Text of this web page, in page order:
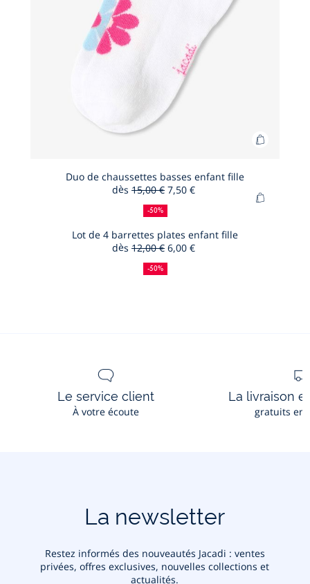
Ajouter
Duo
de
Duo de chaussettes basses enfant fille
dès
50
%
de
réduction
Ancien
prix
:
15,00 €Nouveau
prix
:
7,50 €
-50%
Ajouter
Lot de 4 barrettes plates enfant fille
dès
50
%
de
Ancien
prix
:
12,00 €Nouveau
prix
:
6,00 €
-50%
Le service client
À votre écoute
La livraison
gratuits en
La newsletter
Restez informés des nouveautés Jacadi : ventes
privées, offres exclusives, nouvelles collections et
actualités.